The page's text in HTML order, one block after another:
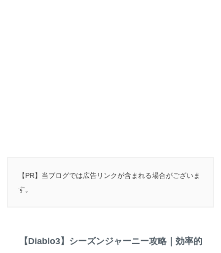
【PR】当ブログでは広告リンクが含まれる場合がございま
す。
【Diablo3】シーズンジャーニー攻略｜効率的